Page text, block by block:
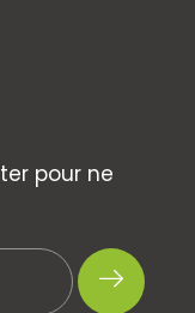
pour ne